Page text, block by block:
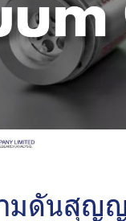
มดันสุญ